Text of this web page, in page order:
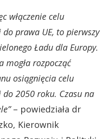
włączenie celu
prawa UE, to pierwszy
Ładu dla Europy.
mogła rozpocząć
osiągnięcia celu
2050 roku. Czasu na
– powiedziała dr
Kierownik